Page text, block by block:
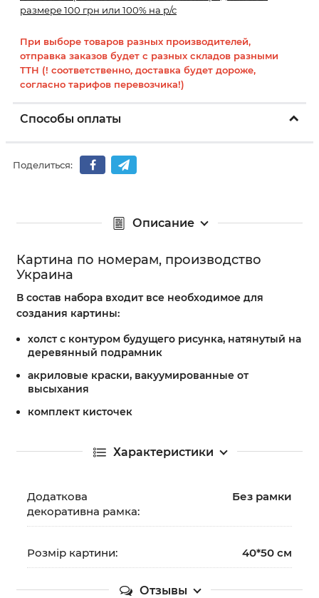
размере 100 грн или 100% на р/с
При выборе товаров разных производителей,
отправка заказов будет с разных складов разными
ТТН (! соответственно, доставка будет дороже,
согласно тарифов перевозчика!)
Способы оплаты
Поделиться:
Описание
Картина по номерам, производство
Украина
В состав набора входит все необходимое для
создания картины:
холст с контуром будущего рисунка, натянутый на
деревянный подрамник
акриловые краски, вакуумированные от
высыхания
комплект кисточек
Характеристики
Додаткова
декоративна рамка:
Без рамки
Розмір картини: 40*50 см
Отзывы